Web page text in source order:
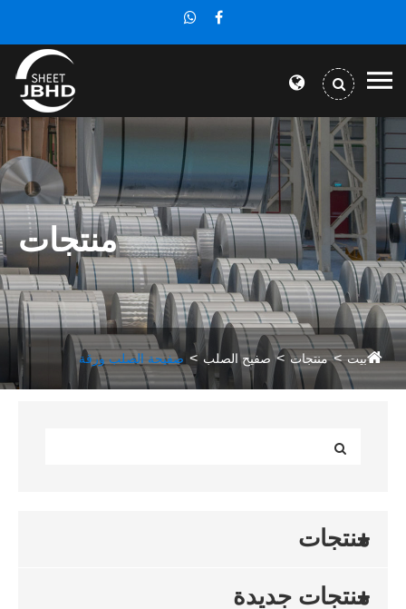
منتجات
بيت منتجات صفيح الصلب صفيحة الصلب ورقة
منتجات
منتجات جديدة